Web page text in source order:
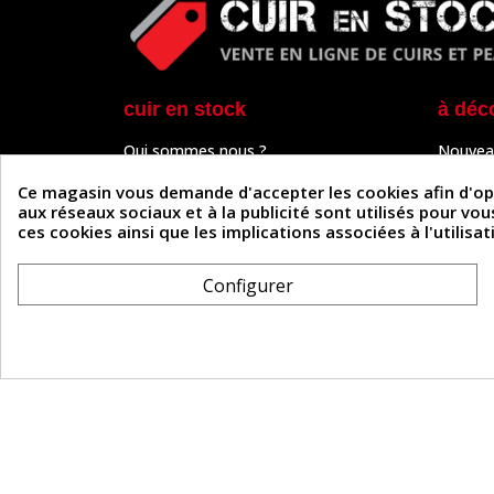
cuir en stock
Qui sommes nous ?
Paiement sécurisé
Un problème de connexion ?
Frais de livraison
Formulaire de rétractation
à
Outils
Tutos
Ce magasin vous demande d'accepter les cookies afin
aux réseaux sociaux et à la publicité sont utilisés pour
ces cookies ainsi que les implications associées à
Configurer